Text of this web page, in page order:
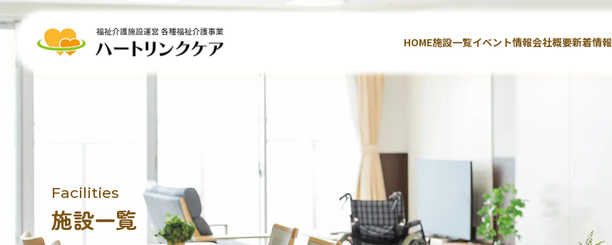
HOME施設一覧イベント情報会社概要新着情報
Facilities
施設一覧